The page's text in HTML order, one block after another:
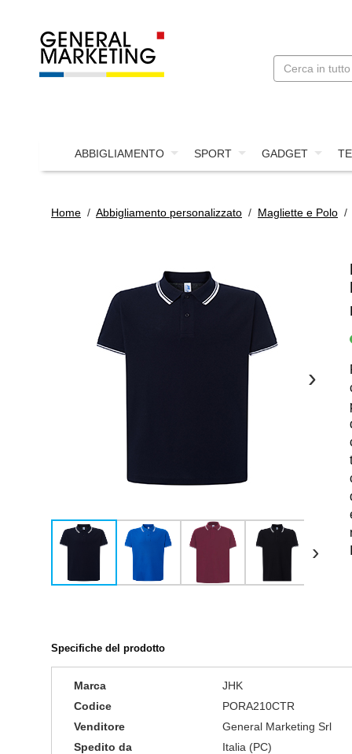
ABBIGLIAMENTO SPORT GADGET
Home / Abbigliamento personalizzato / Magliette e Polo
›
›
Specifiche del prodotto
Marca
JHK
Codice
PORA210CTR
Venditore
General Marketing Srl
Spedito da
Italia (PC)